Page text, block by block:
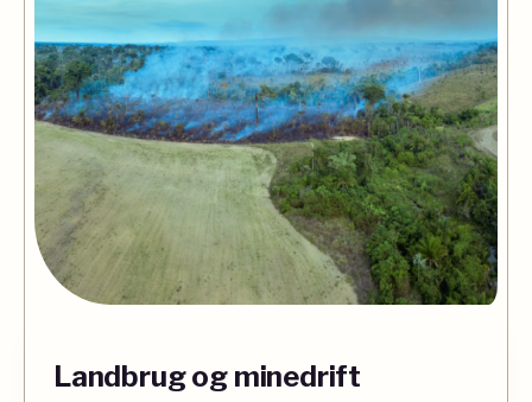
Landbrug og minedrift